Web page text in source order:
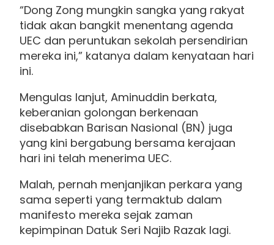
“Dong Zong mungkin sangka yang rakyat
tidak akan bangkit menentang agenda
UEC dan peruntukan sekolah persendirian
mereka ini,” katanya dalam kenyataan hari
ini.
Mengulas lanjut, Aminuddin berkata,
keberanian golongan berkenaan
disebabkan Barisan Nasional (BN) juga
yang kini bergabung bersama kerajaan
hari ini telah menerima UEC.
Malah, pernah menjanjikan perkara yang
sama seperti yang termaktub dalam
manifesto mereka sejak zaman
kepimpinan Datuk Seri Najib Razak lagi.